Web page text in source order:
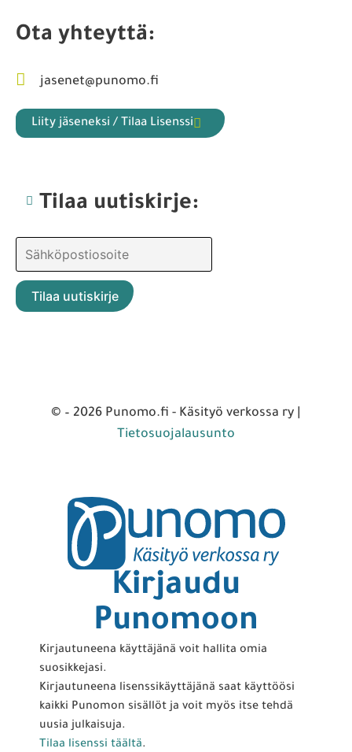
Ota yhteyttä:
jasenet@punomo.fi
Liity jäseneksi / Tilaa Lisenssi
Tilaa uutiskirje:
© – 2026 Punomo.fi - Käsityö verkossa ry |
Tietosuojalausunto
Kirjaudu
Punomoon
Kirjautuneena käyttäjänä voit hallita omia
suosikkejasi.
Kirjautuneena lisenssikäyttäjänä saat käyttöösi
kaikki Punomon sisällöt ja voit myös itse tehdä
uusia julkaisuja.
Tilaa lisenssi täältä.